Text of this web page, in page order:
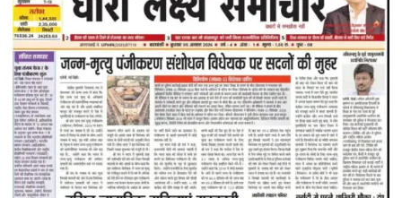
खिलाड़ियों
को
प्रमाण-
पत्र
देकर
बढ़ाया
उत्साह